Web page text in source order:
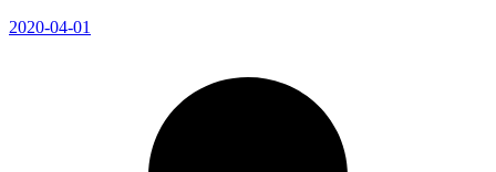
2020-04-01